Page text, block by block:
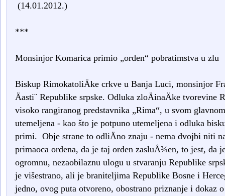
(14.01.2012.)
***
Monsinjor Komarica primio „orden“ pobratimstva u zlu
Biskup RimokatoliÄke crkve u Banja Luci, monsinjor
Äasti¨ Republike srpske. Odluka zloÄinaÄke
visoko rangiranog predstavnika „Rima“, u svom
utemeljena - kao što je potpuno utemeljena i odluka
primi. Obje strane to odliÄno znaju - nema dvojbi niti
primaoca ordena, da je taj orden zasluÅ¾en, to jest, da
ogromnu, nezaobilaznu ulogu u stvaranju Republike
je višestrano, ali je braniteljima Republike Bosne i
jedno, ovog puta otvoreno, obostrano priznanje i dokaz